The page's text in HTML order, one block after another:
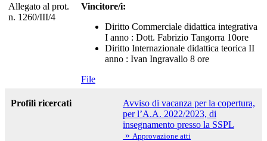
Allegato al prot.
n. 1260/III/4
Vincitore/i:
Diritto Commerciale didattica integrativa
I anno : Dott. Fabrizio Tangorra 10ore
Diritto Internazionale didattica teorica II
anno : Ivan Ingravallo 8 ore
File
Profili ricercati
Avviso di vacanza per la copertura,
per l’A.A. 2022/2023, di
insegnamento presso la SSPL
» Approvazione atti